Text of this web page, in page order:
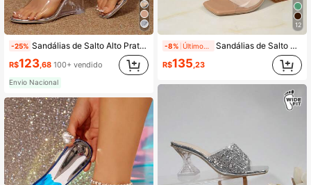
-25% Sandálias de Salto Alto Prateadas Femininas, Design de Bico Redondo, Parte Superior Transparente, Adequadas para Ocasiões Formais, Reuniões ao Ar Livre e Uso no Verão
R$123,68 100+ vendido
Envio Nacional
12
-8% Sandálias de Salto Alto Damasco Femininas, Bico Quadrado Aberto, Upper Transparente, Adequadas para Escritório, Festas de Verão, Casamentos e Uso no Verão
R$135,23